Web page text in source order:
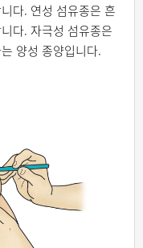
다. 연성 섬유종은 흔
다. 자극성 섬유종은
양성 종양입니다.